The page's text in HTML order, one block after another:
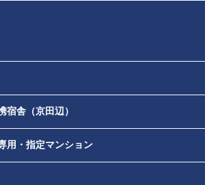
宿舎（京田辺）
用・指定マンション